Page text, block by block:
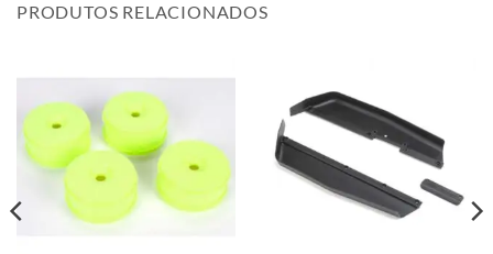
PRODUTOS RELACIONADOS